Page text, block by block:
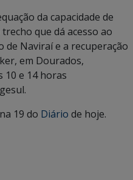
da capacidade de
que dá acesso ao
de Naviraí e a recuperação
em Dourados,
10 e 14 horas
19 do Diário de hoje.